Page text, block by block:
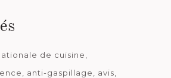
de cuisine
anti-gaspillage
avis